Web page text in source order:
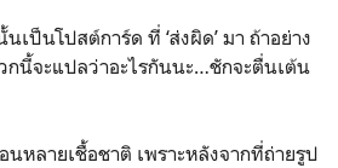
เป็นโปสต์การ์ด ที่ ‘ส่งผิด’ มา ถ้าอย่าง
นี้จะแปลว่าอะไรกันนะ…ชักจะตื่นเต้น
หลายเชื้อชาติ เพราะหลังจากที่ถ่ายรูป